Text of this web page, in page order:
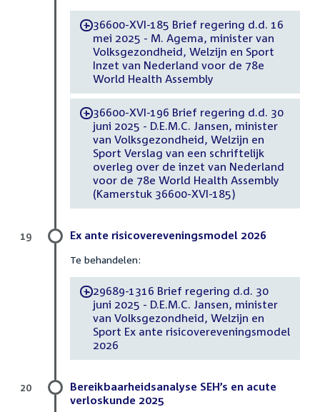
-36600-XVI-185 Brief regering d.d. 16
mei 2025 - M. Agema, minister van
Volksgezondheid, Welzijn en Sport
Inzet van Nederland voor de 78e
World Health Assembly
-36600-XVI-196 Brief regering d.d. 30
juni 2025 - D.E.M.C. Jansen, minister
van Volksgezondheid, Welzijn en
Sport Verslag van een schriftelijk
overleg over de inzet van Nederland
voor de 78e World Health Assembly
(Kamerstuk 36600-XVI-185)
Ex ante risicovereveningsmodel 2026
Te behandelen:
-29689-1316 Brief regering d.d. 30
juni 2025 - D.E.M.C. Jansen, minister
van Volksgezondheid, Welzijn en
Sport Ex ante risicovereveningsmodel
2026
19
Bereikbaarheidsanalyse SEH’s en acute
verloskunde 2025
20